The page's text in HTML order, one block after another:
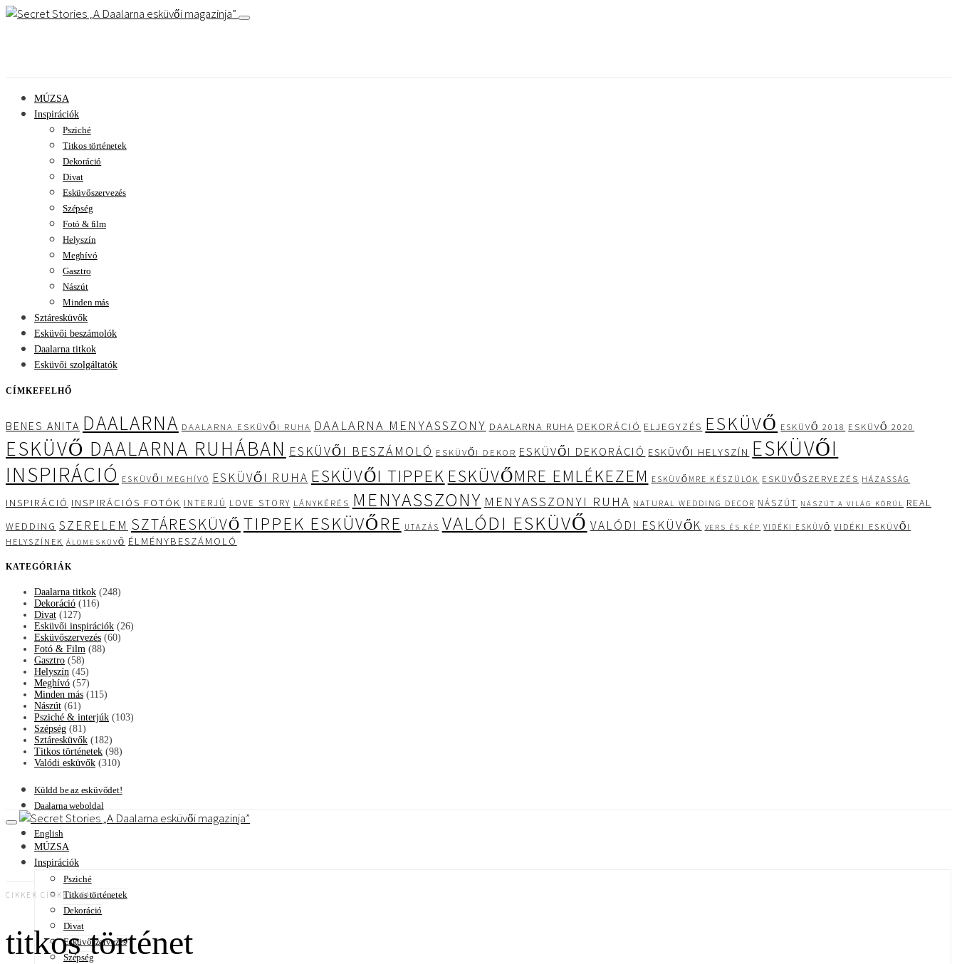
A Daalarna esküvői magazinja
MÚZSA
Inspirációk
Psziché
Titkos történetek
Dekoráció
Divat
Esküvőszervezés
Szépség
Fotó & film
Helyszín
Meghívó
Gasztro
Nászút
Minden más
Sztáresküvők
Esküvői beszámolók
Daalarna titkok
Esküvői szolgáltatók
CÍMKEFELHŐ
BENES ANITA DAALARNA DAALARNA ESKÜVŐI RUHA DAALARNA MENYASSZONY DAALARNA RUHA DEKORÁCIÓ ELJEGYZÉS ESKÜVŐ ESKÜVŐ 2018 ESKÜVŐ 2020
ESKÜVŐ DAALARNA RUHÁBAN ESKÜVŐI BESZÁMOLÓ ESKÜVŐI DEKOR ESKÜVŐI DEKORÁCIÓ ESKÜVŐI HELYSZÍN ESKÜVŐI
INSPIRÁCIÓ ESKÜVŐI MEGHÍVÓ ESKÜVŐI RUHA ESKÜVŐI TIPPEK ESKÜVŐMRE EMLÉKEZEM ESKÜVŐMRE KÉSZÜLÖK ESKÜVŐSZERVEZÉS HÁZASSÁG
INSPIRÁCIÓ INSPIRÁCIÓS FOTÓK INTERJÚ LOVE STORY LÁNYKÉRÉS MENYASSZONY MENYASSZONYI RUHA NATURAL WEDDING DECOR NÁSZÚT NÁSZÚT A VILÁG KÖRÜL REAL
WEDDING SZERELEM SZTÁRESKÜVŐ TIPPEK ESKÜVŐRE UTAZÁS VALÓDI ESKÜVŐ VALÓDI ESKÜVŐK VERS ÉS KÉP VIDÉKI ESKÜVŐ VIDÉKI ESKÜVŐI
HELYSZÍNEK ÁLOMESKÜVŐ ÉLMÉNYBESZÁMOLÓ
KATEGÓRIÁK
Daalarna titkok (248)
Dekoráció (116)
Divat (127)
Esküvői inspirációk (26)
Esküvőszervezés (60)
Fotó & Film (88)
Gasztro (58)
Helyszín (45)
Meghívó (57)
Minden más (115)
Nászút (61)
Psziché & interjúk (103)
Szépség (81)
Sztáresküvők (182)
Titkos történetek (98)
Valódi esküvők (310)
Küldd be az esküvődet!
Daalarna weboldal
English
A Daalarna esküvői magazinja
MÚZSA
Inspirációk
Psziché
Titkos történetek
Dekoráció
Divat
Esküvőszervezés
Szépség
CIKKEK CÍMKÉNKÉNT
titkos történet